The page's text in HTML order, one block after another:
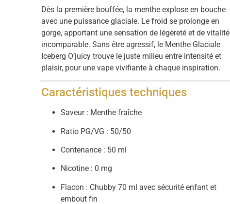
Dès la première bouffée, la menthe explose en bouche
avec une puissance glaciale. Le froid se prolonge en
gorge, apportant une sensation de légèreté et de vitalité
incomparable. Sans être agressif, le Menthe Glaciale
Iceberg O’juicy trouve le juste milieu entre intensité et
plaisir, pour une vape vivifiante à chaque inspiration.
Caractéristiques techniques
Saveur : Menthe fraîche
Ratio PG/VG : 50/50
Contenance : 50 ml
Nicotine : 0 mg
Flacon : Chubby 70 ml avec sécurité enfant et
embout fin